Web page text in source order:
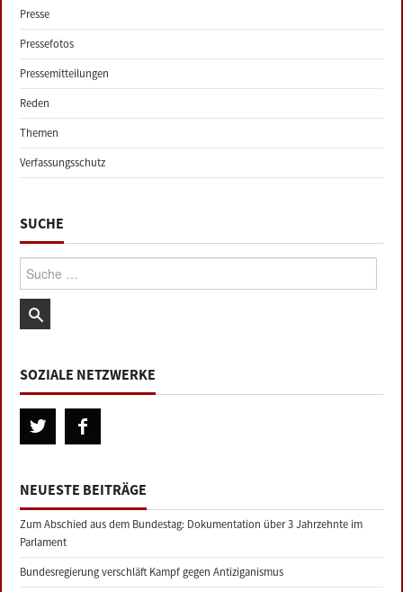
Presse
Pressefotos
Pressemitteilungen
Reden
Themen
Verfassungsschutz
SUCHE
Suche:
SOZIALE NETZWERKE
NEUESTE BEITRÄGE
Zum Abschied aus dem Bundestag: Dokumentation über 3 Jahrzehnte im
Parlament
Bundesregierung verschläft Kampf gegen Antiziganismus